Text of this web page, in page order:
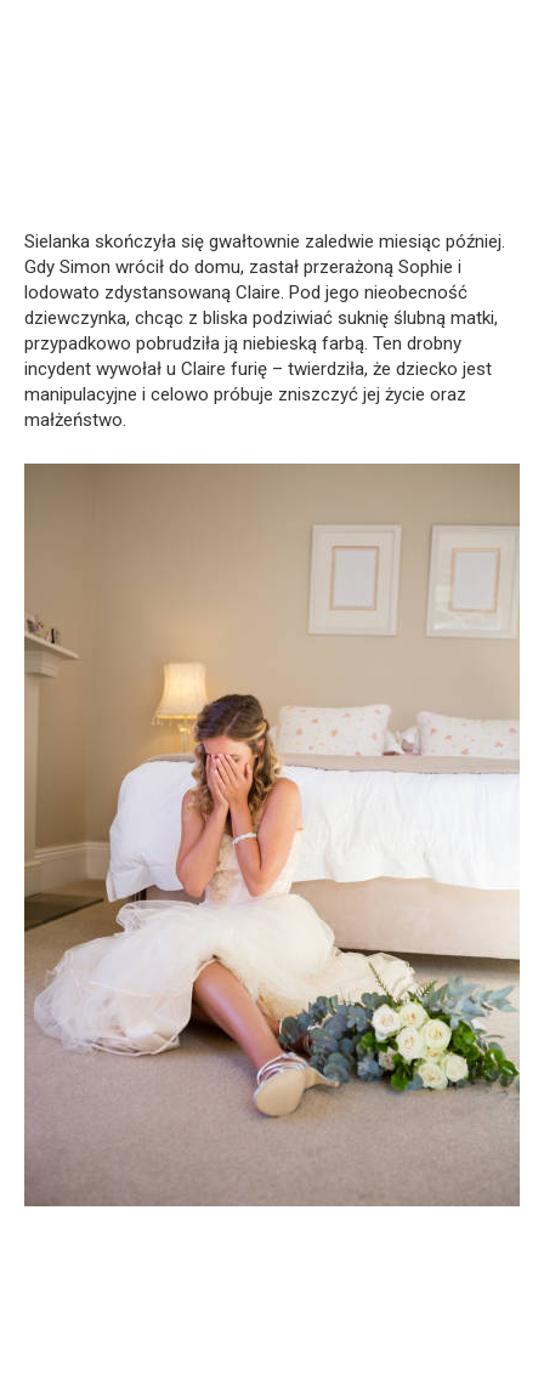
Sielanka skończyła się gwałtownie zaledwie miesiąc później.
Gdy Simon wrócił do domu, zastał przerażoną Sophie i
lodowato zdystansowaną Claire. Pod jego nieobecność
dziewczynka, chcąc z bliska podziwiać suknię ślubną matki,
przypadkowo pobrudziła ją niebieską farbą. Ten drobny
incydent wywołał u Claire furię – twierdziła, że dziecko jest
manipulacyjne i celowo próbuje zniszczyć jej życie oraz
małżeństwo.